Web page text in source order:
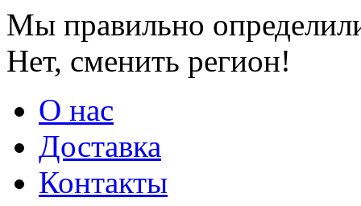
Мы правильно
Нет, сменить регион!
О нас
Доставка
Контакты